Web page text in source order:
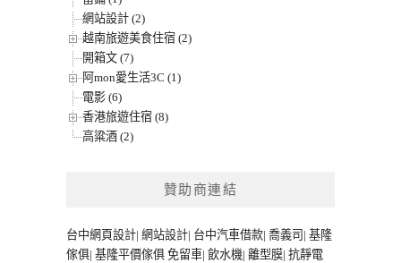
網站設計 (2)
越南旅遊美食住宿 (2)
開箱文 (7)
阿mon愛生活3C (1)
電影 (6)
香港旅遊住宿 (8)
高粱酒 (2)
贊助商連結
台中網頁設計| 網站設計| 台中汽車借款| 喬義司 | 基隆
傢俱| 基隆平價傢俱 免留車| 飲水機| 離型膜| 抗靜電